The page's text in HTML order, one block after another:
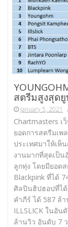
สตรีมสูงสุด
January 5, 2021
Chartmasters เ
ยอดการสตรีมเพ
ประเทศมาให้เห็
งานมากที่สุดเป็
ลูกทุ่ง โดยมียอด
Blackpink ที่ได้
ศิลปินฮิปฮอปที่ไ
คำภีร์ ได้ 587 ล้
ILLSLICK ในอั
ล้านวิว อันดับ 7